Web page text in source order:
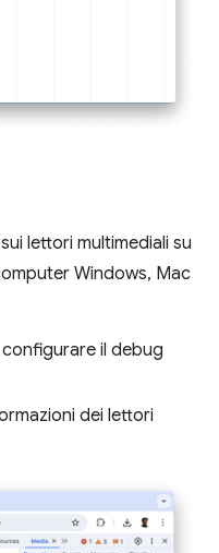
lettori multimediali su
Windows, Mac
il debug
dei lettori